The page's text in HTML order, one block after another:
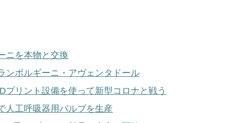
ニを本物と交換
ンボルギーニ・アヴェンタドール
プリント設備を使って新型コロナと戦う
人工呼吸器用バルブを生産